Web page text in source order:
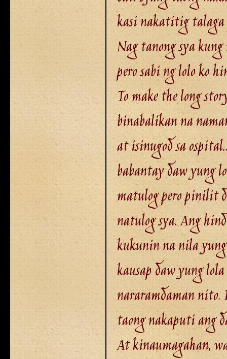
kasi nakatitig talaga
Nag tanong sya
pero sabi ng lolo ko
To make the long
binabalikan na
at isinugod sa
babantay daw yung
matulog pero pinilit
natulog sya. Ang
kukunin na nila yung
kausap daw yung
nararamdaman nito.
taong nakaputi ang
At kinaumagahan,